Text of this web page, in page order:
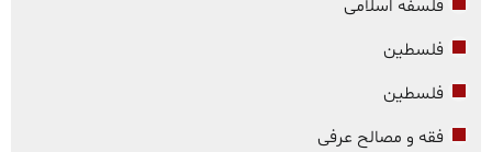
فلسفه اسلامی
فلسطین
فلسطین
فقه و مصالح عرفی